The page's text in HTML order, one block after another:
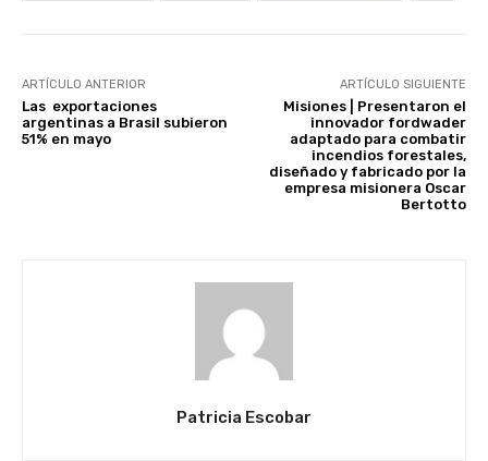
ARTÍCULO ANTERIOR
Las exportaciones
argentinas a Brasil subieron
51% en mayo
ARTÍCULO SIGUIENTE
Misiones | Presentaron el
innovador fordwader
adaptado para combatir
incendios forestales,
diseñado y fabricado por la
empresa misionera Oscar
Bertotto
Patricia Escobar